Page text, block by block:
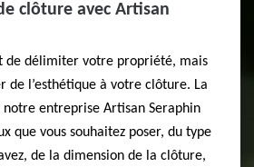
clôture avec Artisan
de délimiter votre propriété, mais
de l’esthétique à votre clôture. La
notre entreprise Artisan Seraphin
que vous souhaitez poser, du type
de la dimension de la clôture,